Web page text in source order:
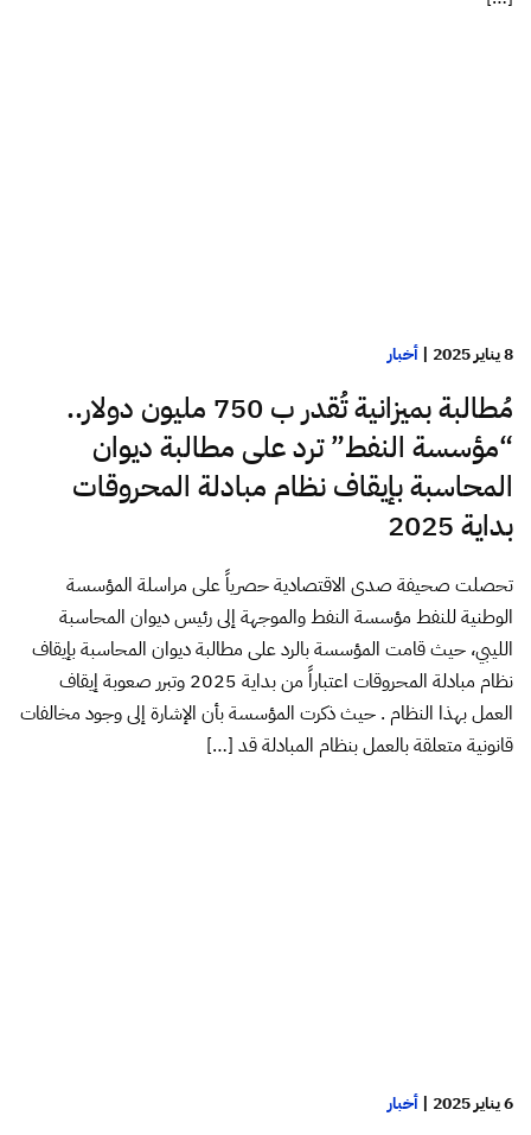
8 يناير 2025 | أخبار
مُطالبة بميزانية تُقدر ب 750 مليون دولار..
“مؤسسة النفط” ترد على مطالبة ديوان
المحاسبة بإيقاف نظام مبادلة المحروقات
بداية 2025
تحصلت صحيفة صدى الاقتصادية حصرياً على مراسلة المؤسسة
الوطنية للنفط مؤسسة النفط والموجهة إلى رئيس ديوان المحاسبة
الليبي، حيث قامت المؤسسة بالرد على مطالبة ديوان المحاسبة بإيقاف
نظام مبادلة المحروقات اعتباراً من بداية 2025 وتبرر صعوبة إيقاف
العمل بهذا النظام . حيث ذكرت المؤسسة بأن الإشارة إلى وجود مخالفات
قانونية متعلقة بالعمل بنظام المبادلة قد […]
6 يناير 2025 | أخبار